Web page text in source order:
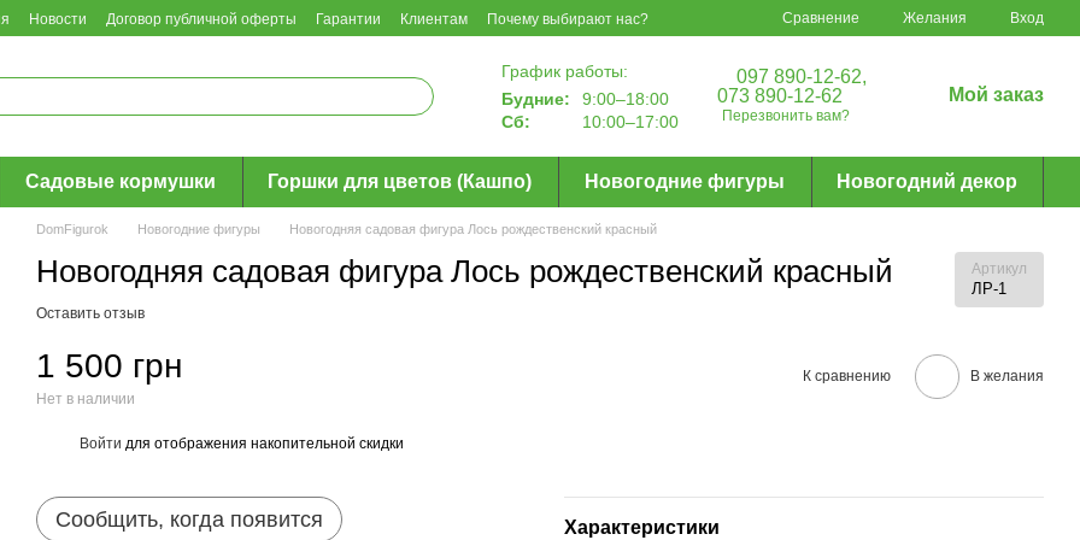
Новости Договор публичной оферты Гарантии Клиентам Почему выбирают нас? Сравнение Желания Вход
График работы:
Будние:
9:00–18:00
Сб:
10:00–17:00
097 890-12-62,
073 890-12-62
Перезвонить вам?
Мой заказ
Садовые кормушки Горшки для цветов (Кашпо) Новогодние фигуры Новогодний декор
DomFigurok Новогодние фигуры Новогодняя садовая фигура Лось рождественский красный
Новогодняя садовая фигура Лось рождественский красный Артикул
ЛР-1
Оставить отзыв
1 500 грн
Нет в наличии
К сравнению В желания
Войти для отображения накопительной скидки
Сообщить, когда появится Характеристики